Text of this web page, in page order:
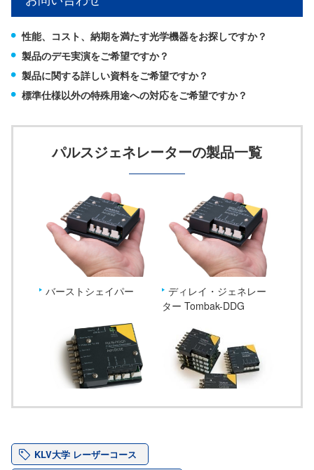
性能、コスト、納期を満たす光学機器をお探しですか？
製品のデモ実演をご希望ですか？
製品に関する詳しい資料をご希望ですか？
標準仕様以外の特殊用途への対応をご希望ですか？
パルスジェネレーターの製品一覧
バーストシェイパー
ディレイ・ジェネレー
ター Tombak-DDG
KLV大学 レーザーコース